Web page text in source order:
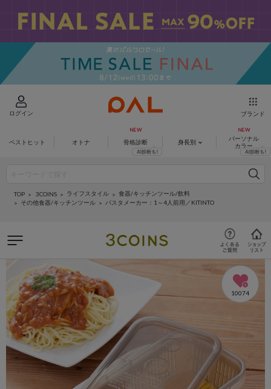
ログイン ブランド
ベストヒット オトナ 骨格診断 身長別
パーソナル
カラー
TOP 3COINS ライフスタイル
食器/キッチンツール/飲料
その他食器/キッチンツール
パスタメーカー：1～4人前用／KITINTO
10074